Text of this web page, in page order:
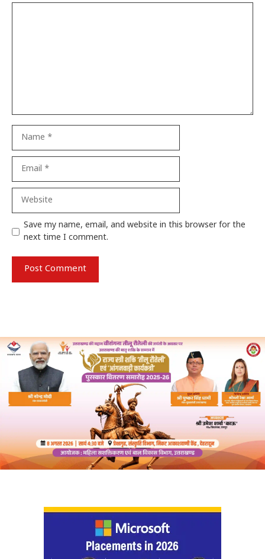
Website
Save my name, email, and website in this browser for the
next time I comment.